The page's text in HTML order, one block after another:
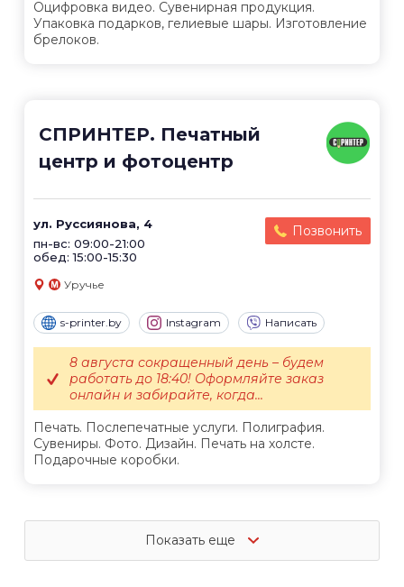
Оцифровка видео. Сувенирная продукция.
Упаковка подарков, гелиевые шары. Изготовление
брелоков.
СПРИНТЕР. Печатный
центр и фотоцентр
ул. Руссиянова, 4
пн-вс: 09:00-21:00
обед: 15:00-15:30
Позвонить
Уручье
s-printer.by Instagram Написать
Печать. Послепечатные услуги. Полиграфия.
Сувениры. Фото. Дизайн. Печать на холсте.
Подарочные коробки.
8 августа сокращенный день – будем
работать до 18:40! Оформляйте заказ
онлайн и забирайте, когда...
Показать еще